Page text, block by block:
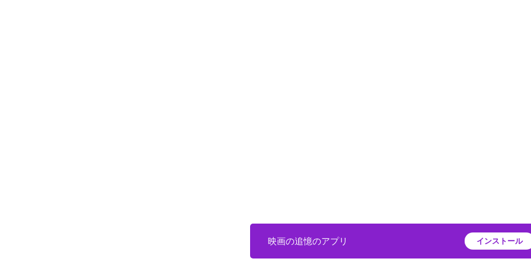
映画の追憶のアプリ インストール